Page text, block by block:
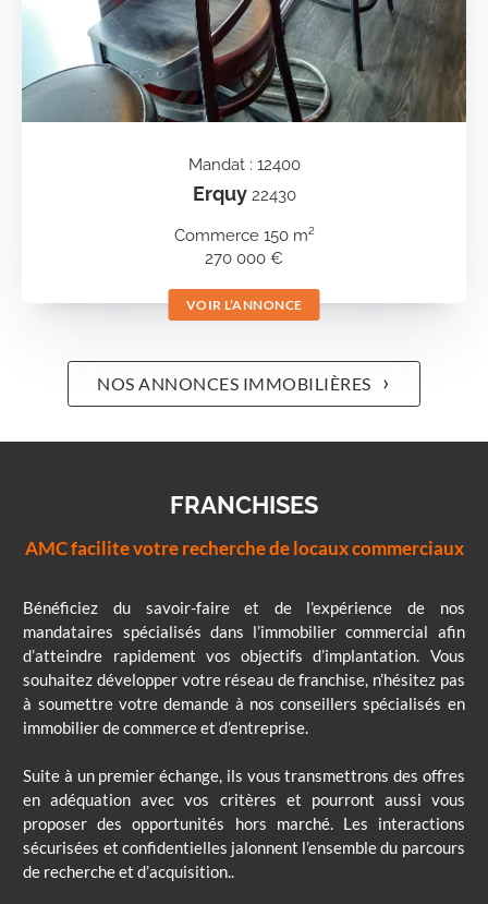
Mandat : 12400
Erquy 22430
Commerce 150 m²
270 000 €
VOIR L’ANNONCE
NOS ANNONCES IMMOBILIÈRES ›
FRANCHISES
AMC facilite votre recherche de locaux commerciaux
Bénéficiez du savoir-faire et de l’expérience de nos
mandataires spécialisés dans l’immobilier commercial afin
d’atteindre rapidement vos objectifs d’implantation. Vous
souhaitez développer votre réseau de franchise, n’hésitez pas
à soumettre votre demande à nos conseillers spécialisés en
immobilier de commerce et d’entreprise.
Suite à un premier échange, ils vous transmettrons des offres
en adéquation avec vos critères et pourront aussi vous
proposer des opportunités hors marché. Les interactions
sécurisées et confidentielles jalonnent l’ensemble du parcours
de recherche et d’acquisition..